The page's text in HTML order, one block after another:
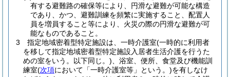
有する避難路の確保等により、円滑な避難が可能な構造
であり、かつ、避難訓練を頻繁に実施すること、配置人
員を増員すること等により、火災の際の円滑な避難が可
能なものであること。
3
指定地域密着型特定施設は、一時介護室(一時的に利用者
を移して指定地域密着型特定施設入居者生活介護を行うた
めの室をいう。以下同じ。) 、浴室、便所、食堂及び機能訓
練室(次項において「一時介護室等」という。)を有しなけ